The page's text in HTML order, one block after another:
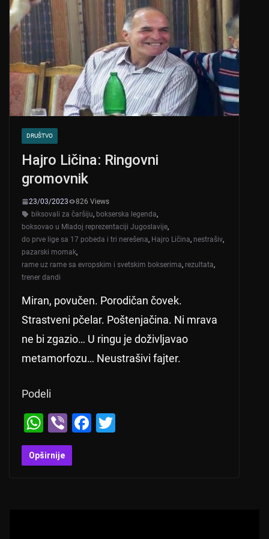
DRUŠTVO
Hajro Ličina: Ringovni
gromovnik
23/03/2023
826 Views
biksovali za čaršiju, bokserska legenda,
boksovao u Mladoj reprezentaciji Jugoslavije,
do prve lige sa 17 pobeda i tri nerešena, Hajro Ličina, nestrašiv,
pazarski momak,
rame uz rame sa evropskim i svetskim bokserima, rezultata,
trener dandi
Miran, povučen. Porodičan čovek.
Strastveni pčelar. Poštenjačina. Ni mrava
ne bi zgazio… U ringu je doživljavao
metamorfozu… Neustrašivi fajter.
Podeli
W
h
at
Vi
b
er
F
Opširnije